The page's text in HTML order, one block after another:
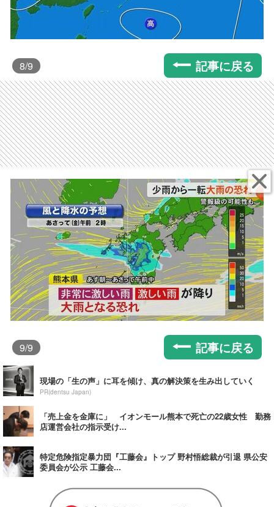
8/9 記事に戻る
9/9 記事に戻る
現場の「生の声」に耳を傾け、真の解決策を生み出していく
PR(dentsu Japan)
「売上金を金庫に」 イオンモール熊本で死亡の22歳女性 勤務
店運営会社の指示受け...
特定危険指定暴力団『工藤会』トップ 野村悟総裁が引退 県公安
委員会が公示 工藤会...